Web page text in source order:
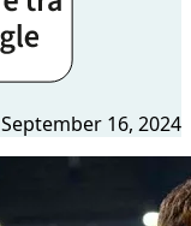
September 16, 2024